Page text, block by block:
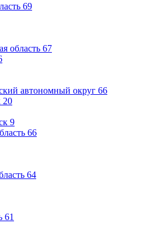
69
область 67
автономный округ 66
20
9
66
64
61